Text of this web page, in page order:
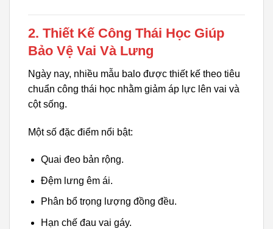
2. Thiết Kế Công Thái Học Giúp
Bảo Vệ Vai Và Lưng
Ngày nay, nhiều mẫu balo được thiết kế theo tiêu
chuẩn công thái học nhằm giảm áp lực lên vai và
cột sống.
Một số đặc điểm nổi bật:
Quai đeo bản rộng.
Đệm lưng êm ái.
Phân bổ trọng lượng đồng đều.
Hạn chế đau vai gáy.